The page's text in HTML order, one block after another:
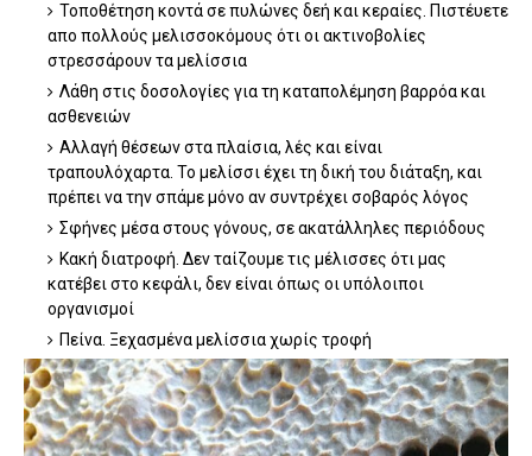
Τοποθέτηση κοντά σε πυλώνες δεή και κεραίες. Πιστέυετε
απο πολλούς μελισσοκόμους ότι οι ακτινοβολίες
στρεσσάρουν τα μελίσσια
Λάθη στις δοσολογίες για τη καταπολέμηση βαρρόα και
ασθενειών
Αλλαγή θέσεων στα πλαίσια, λές και είναι
τραπουλόχαρτα. Το μελίσσι έχει τη δική του διάταξη, και
πρέπει να την σπάμε μόνο αν συντρέχει σοβαρός λόγος
Σφήνες μέσα στους γόνους, σε ακατάλληλες περιόδους
Κακή διατροφή. Δεν ταίζουμε τις μέλισσες ότι μας
κατέβει στο κεφάλι, δεν είναι όπως οι υπόλοιποι
οργανισμοί
Πείνα. Ξεχασμένα μελίσσια χωρίς τροφή